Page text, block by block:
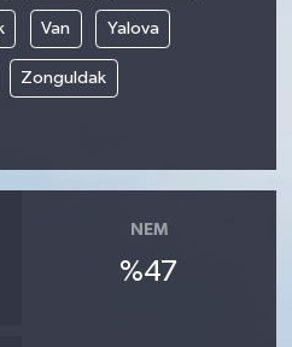
Van Yalova
Zonguldak
NEM
%47